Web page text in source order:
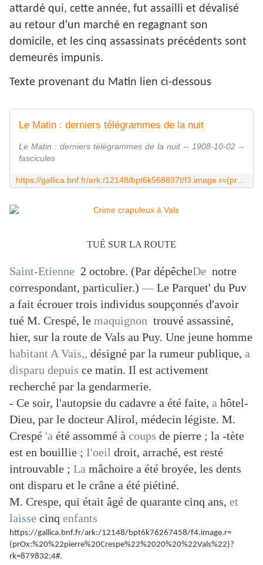
attardé qui, cette année, fut assailli et dévalisé
au retour d'un marché en regagnant son
domicile, et les cinq assassinats précédents sont
demeurés impunis.
Texte provenant du Matin lien ci-dessous
Le Matin : derniers télégrammes de la nuit
Le Matin : derniers télégrammes de la nuit -- 1908-10-02 --
fascicules
https://gallica.bnf.fr/ark:/12148/bpt6k568837t/f3.image.r=(prOx:%20%22pierre%20Crespe%22%2020%20%22Vals%22)?rk=515024;0
TUÉ SUR LA ROUTE
Saint-Etienne 2 octobre. (Par dépêcheDe notre
correspondant, particulier.) — Le Parquet' du Puv
a fait écrouer trois individus soupçonnés d'avoir
tué M. Crespé, le maquignon trouvé assassiné,
hier, sur la route de Vals au Puy. Une jeune homme
habitant A Vais,, désigné par la rumeur publique, a
disparu depuis ce matin. Il est activement
recherché par la gendarmerie.
- Ce soir, l'autopsie du cadavre a été faite, a hôtel-
Dieu, par le docteur Alirol, médecin légiste. M.
Crespé 'a été assommé à coups de pierre ; la -tète
est en bouillie ; I'oeil droit, arraché, est resté
introuvable ; La mâchoire a été broyée, les dents
ont disparu et le crâne a été piétiné.
M. Crespe, qui était âgé de quarante cinq ans, et
laisse cinq enfants
https://gallica.bnf.fr/ark:/12148/bpt6k76267458/f4.image.r=
(prOx:%20%22pierre%20Crespe%22%2020%20%22Vals%22)?
rk=879832;4#.